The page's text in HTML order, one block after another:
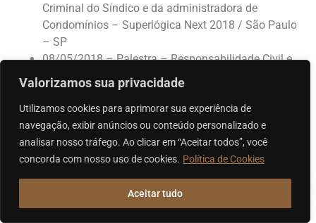
Valorizamos sua privacidade
Utilizamos cookies para aprimorar sua experiência de
navegação, exibir anúncios ou conteúdo personalizado e
analisar nosso tráfego. Ao clicar em “Aceitar todos”, você
concorda com nosso uso de cookies. Política de Cookies
Aceitar tudo
Criminal do Síndico e da administradora de
Condomínios – Superlógica Next 2018 / São Paulo
– SP
08/05/2018 – Palestra – Responsabilidade Civil e
Criminal do Síndico – Porter do Brasil/ Londrina –
03/05/2018 – Curso Intensivo de Direito
Condominial – Módulo III – São Paulo/SP
26/04/2018 – Curso Intensivo de Direito
Condominial – Módulo II – São Paulo/SP
19/04/2018 – Curso Intensivo de Direito
Condominial – Módulo I – São Paulo/SP
17/04/18 – Workshop de Direito Imobiliário na